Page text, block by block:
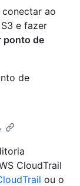
ao
e fazer
ponto de
de
CloudTrail
ou o